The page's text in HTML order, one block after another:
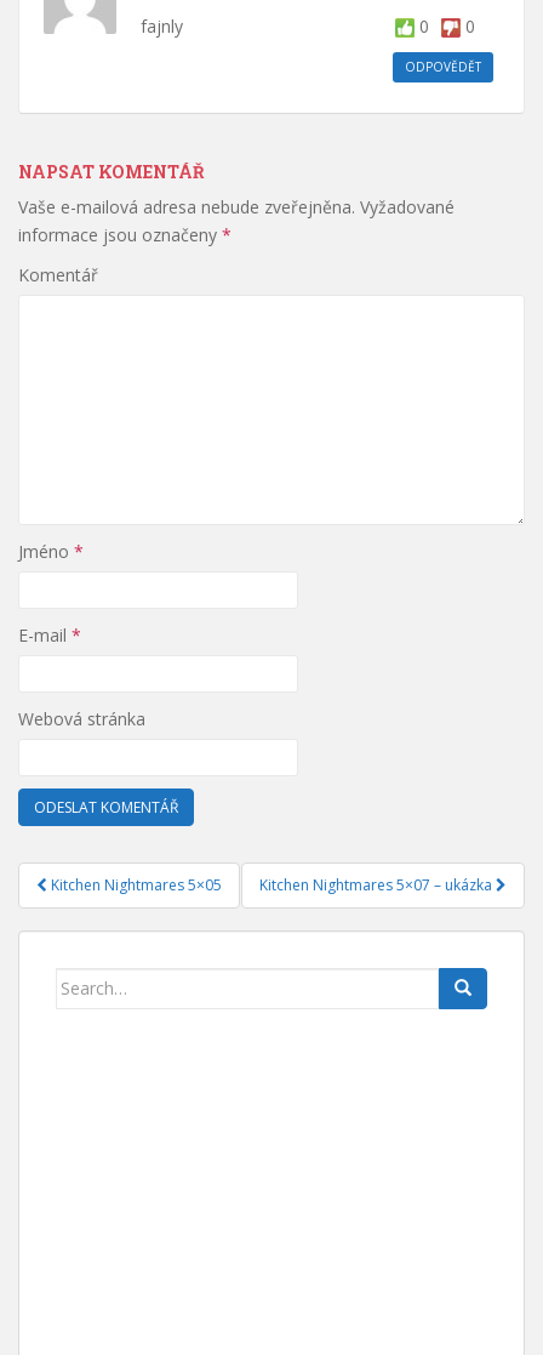
0 0
fajnly
ODPOVĚDĚT
NAPSAT KOMENTÁŘ
Vaše e-mailová adresa nebude zveřejněna. Vyžadované
informace jsou označeny *
Komentář
Jméno *
E-mail *
Webová stránka
Navigace pro příspěvek
Kitchen Nightmares 5×05 Kitchen Nightmares 5×07 – ukázka
Search for: